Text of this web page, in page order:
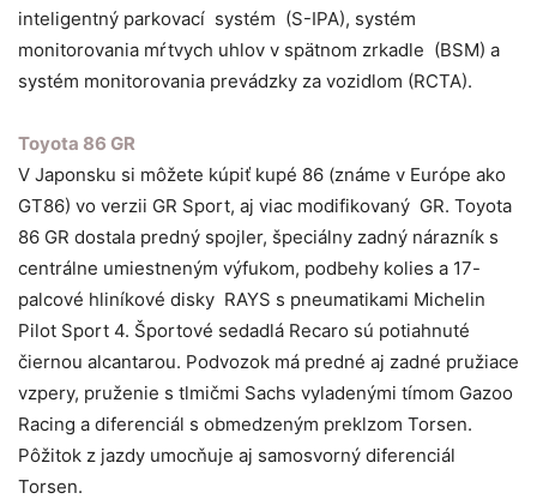
inteligentný parkovací systém (S-IPA), systém
monitorovania mŕtvych uhlov v spätnom zrkadle (BSM) a
systém monitorovania prevádzky za vozidlom (RCTA).
Toyota 86 GR
V Japonsku si môžete kúpiť kupé 86 (známe v Európe ako
GT86) vo verzii GR Sport, aj viac modifikovaný GR. Toyota
86 GR dostala predný spojler, špeciálny zadný nárazník s
centrálne umiestneným výfukom, podbehy kolies a 17-
palcové hliníkové disky RAYS s pneumatikami Michelin
Pilot Sport 4. Športové sedadlá Recaro sú potiahnuté
čiernou alcantarou. Podvozok má predné aj zadné pružiace
vzpery, pruženie s tlmičmi Sachs vyladenými tímom Gazoo
Racing a diferenciál s obmedzeným preklzom Torsen.
Pôžitok z jazdy umocňuje aj samosvorný diferenciál
Torsen.